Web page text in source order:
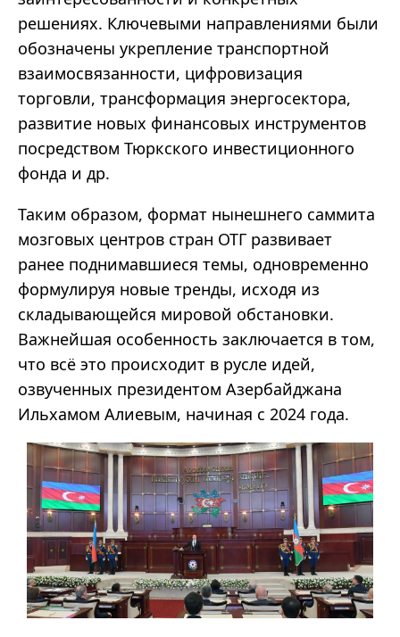
решениях. Ключевыми направлениями были
обозначены укрепление транспортной
взаимосвязанности, цифровизация
торговли, трансформация энергосектора,
развитие новых финансовых инструментов
посредством Тюркского инвестиционного
фонда и др.
Таким образом, формат нынешнего саммита
мозговых центров стран ОТГ развивает
ранее поднимавшиеся темы, одновременно
формулируя новые тренды, исходя из
складывающейся мировой обстановки.
Важнейшая особенность заключается в том,
что всё это происходит в русле идей,
озвученных президентом Азербайджана
Ильхамом Алиевым, начиная с 2024 года.